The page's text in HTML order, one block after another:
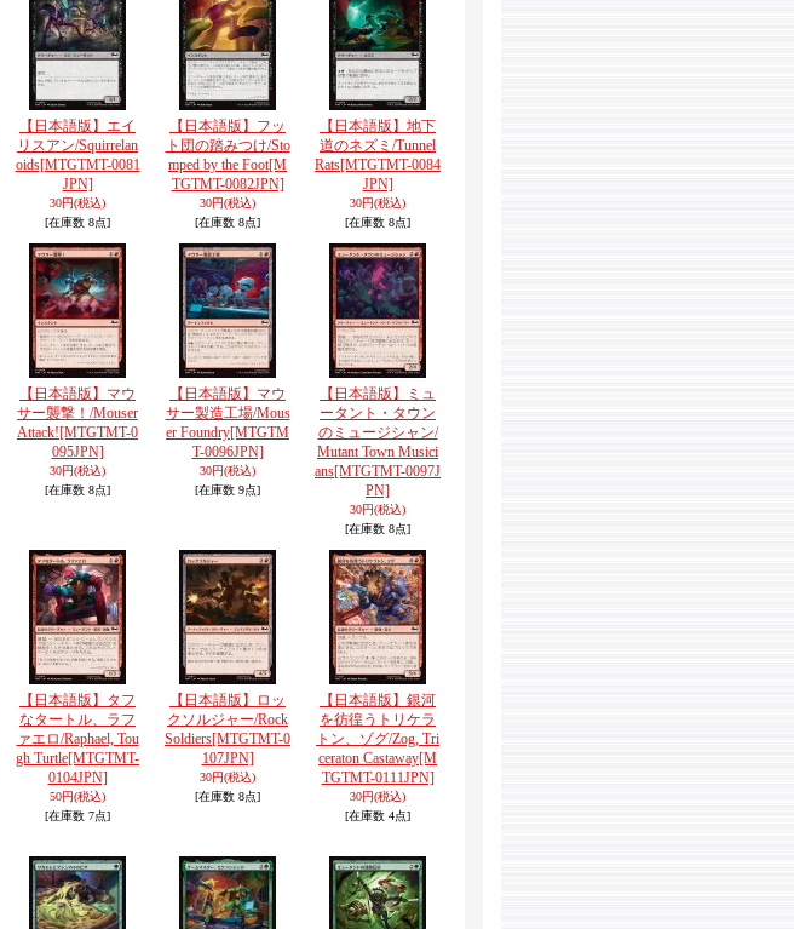
【日本語版】エイ
リスアン/Squirrelan
oids[MTGTMT-0081
JPN]
30円(税込)
[在庫数 8点]
【日本語版】フッ
ト団の踏みつけ/Sto
mped by the Foot[M
TGTMT-0082JPN]
30円(税込)
[在庫数 8点]
【日本語版】地下
道のネズミ/Tunnel
Rats[MTGTMT-0084
JPN]
30円(税込)
[在庫数 8点]
【日本語版】マウ
サー襲撃！/Mouser
Attack![MTGTMT-0
095JPN]
30円(税込)
[在庫数 8点]
【日本語版】マウ
サー製造工場/Mous
er Foundry[MTGTM
T-0096JPN]
30円(税込)
[在庫数 9点]
【日本語版】ミュ
ータント・タウン
のミュージシャン/
Mutant Town Musici
ans[MTGTMT-0097J
PN]
30円(税込)
[在庫数 8点]
【日本語版】タフ
なタートル、ラフ
ァエロ/Raphael, Tou
gh Turtle[MTGTMT-
0104JPN]
50円(税込)
[在庫数 7点]
【日本語版】ロッ
クソルジャー/Rock
Soldiers[MTGTMT-0
107JPN]
30円(税込)
[在庫数 8点]
【日本語版】銀河
を彷徨うトリケラ
トン、ゾグ/Zog, Tri
ceraton Castaway[M
TGTMT-0111JPN]
30円(税込)
[在庫数 4点]